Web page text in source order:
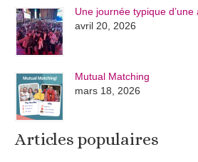
Une journée typique
avril 20, 2026
Mutual Matching
mars 18, 2026
Articles populaires